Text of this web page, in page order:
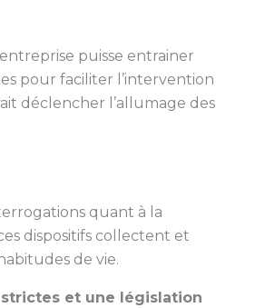
puisse entrainer
pour faciliter l’intervention
déclencher l’allumage des
quant à la
dispositifs collectent et
de vie.
et une législation